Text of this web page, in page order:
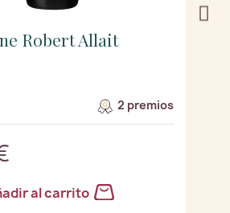
Robert Allait
2 premios
al carrito